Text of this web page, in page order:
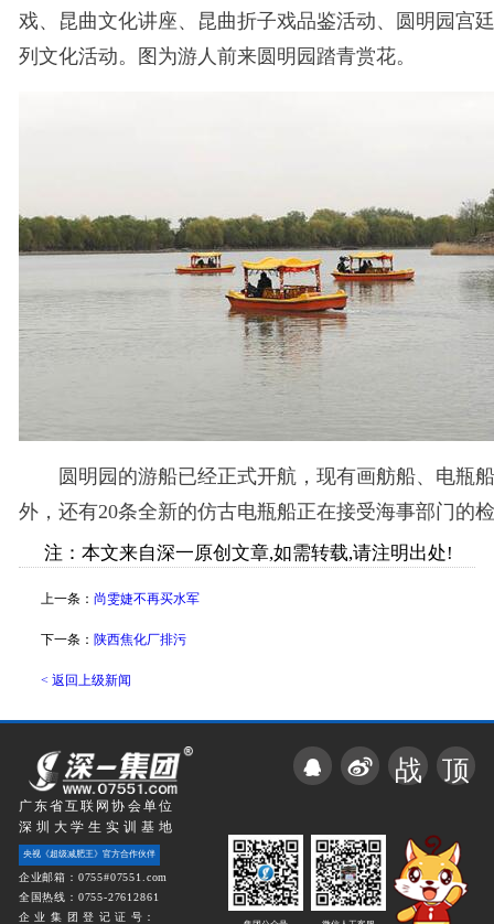
戏、昆曲文化讲座、昆曲折子戏品鉴活动、圆明园宫
列文化活动。图为游人前来圆明园踏青赏花。
圆明园的游船已经正式开航，现有画舫船、电瓶
外，还有20条全新的仿古电瓶船正在接受海事部门的
注：本文来自深一原创文章,如需转载,请注明出处!
上一条： 尚雯婕不再买水军
下一条： 陕西焦化厂排污
< 返回上级新闻
广东省互联网协会单位
深圳大学生实训基地
央视《超级减肥王》官方合作伙伴
企业邮箱：0755#07551.com
全国热线：0755-27612861
企 业 集 团 登 记 证 号：
战 顶